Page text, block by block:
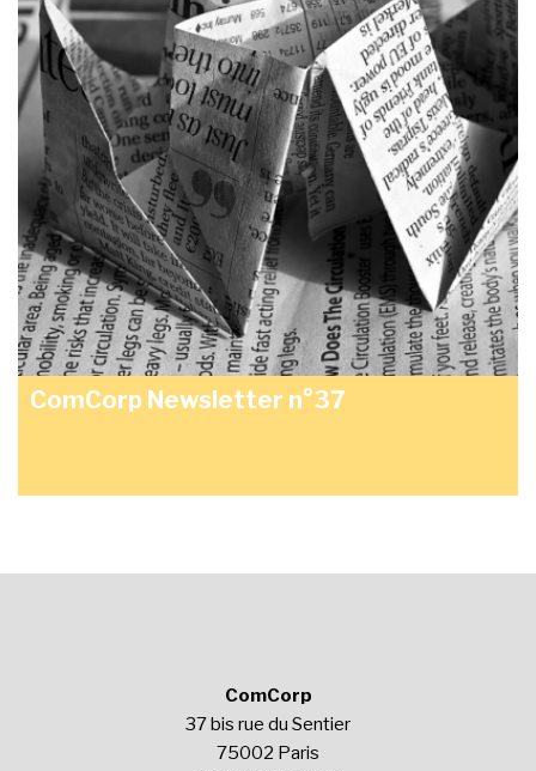
ComCorp Newsletter n°37
ComCorp
37 bis rue du Sentier
75002 Paris